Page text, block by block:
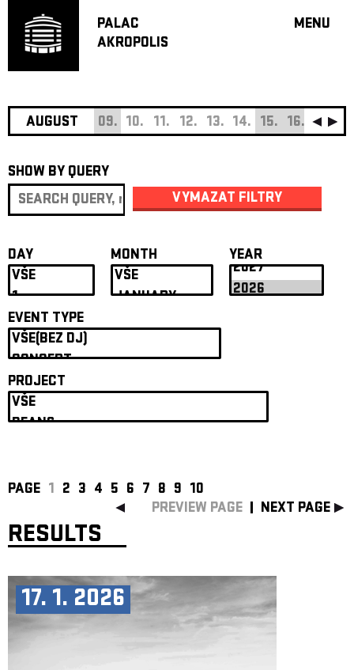
PALAC
AKROPOLIS
MENU
JAZZ
THEATRE
OFF
ABOUT
PROJECTS
AUGUST 09. 10. 11. 12. 13. 14. 15. 16. 17.
SHOW BY QUERY
VYMAZAT FILTRY
DAY MONTH YEAR
EVENT TYPE
PROJECT
PAGE 1 2 3 4 5 6 7 8 9 10
PREVIEW PAGE
NEXT PAGE
RESULTS
17. 1. 2026